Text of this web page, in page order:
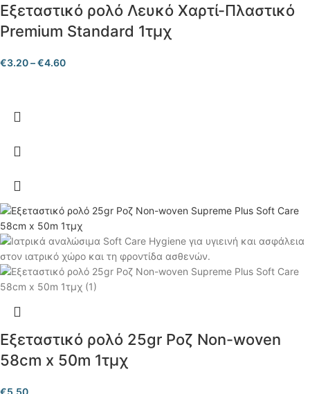
Εξεταστικό ρολό Λευκό Xαρτί-Πλαστικό
Premium Standard 1τμχ
€3.20–€4.60
Εξεταστικό ρολό 25gr Ροζ Non-woven
58cm x 50m 1τμχ
€5.50